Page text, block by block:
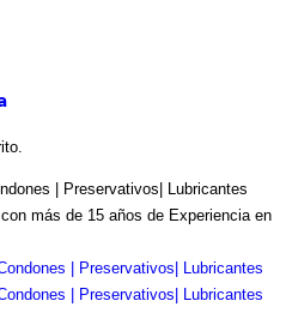
| Preservativos| Lubricantes
más de 15 años de Experiencia en